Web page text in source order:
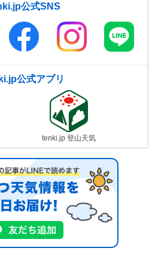
公式SNS
公式アプリ
tenki.jp 登山天気